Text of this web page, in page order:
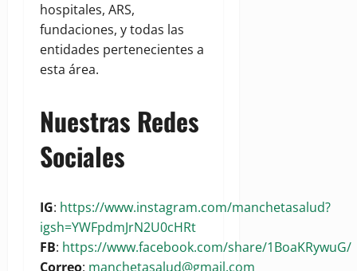
hospitales, ARS,
fundaciones, y todas las
entidades pertenecientes a
esta área.
Nuestras Redes
Sociales
IG: https://www.instagram.com/manchetasalud?
igsh=YWFpdmJrN2U0cHRt
FB: https://www.facebook.com/share/1BoaKRywuG/
Correo: manchetasalud@gmail.com